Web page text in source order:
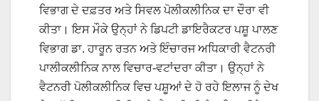
ਵਿਭਾਗ ਦੇ ਦਫ਼ਤਰ ਅਤੇ ਸਿਵਲ ਪੋਲੀਕਲੀਨਿਕ ਦਾ ਦੌਰਾ ਵੀ
ਕੀਤਾ। ਇਸ ਮੌਕੇ ਉਨ੍ਹਾਂ ਨੇ ਡਿਪਟੀ ਡਾਇਰੈਕਟਰ ਪਸ਼ੂ ਪਾਲਣ
ਵਿਭਾਗ ਡਾ. ਹਾਰੂਨ ਰਤਨ ਅਤੇ ਇੰਚਾਰਜ ਅਧਿਕਾਰੀ ਵੈਟਨਰੀ
ਪਾਲੀਕਲੀਨਿਕ ਨਾਲ ਵਿਚਾਰ-ਵਟਾਂਦਰਾ ਕੀਤਾ। ਉਨ੍ਹਾਂ ਨੇ
ਵੈਟਨਰੀ ਪੋਲੀਕਲੀਨਿਕ ਵਿਚ ਪਸ਼ੂਆਂ ਦੇ ਹੋ ਰਹੇ ਇਲਾਜ ਨੂੰ ਦੇਖ